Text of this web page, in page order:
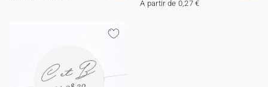
A partir de 0,27 €